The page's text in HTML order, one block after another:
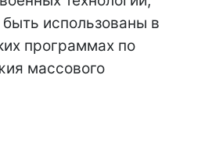
использованы в
программах по
массового